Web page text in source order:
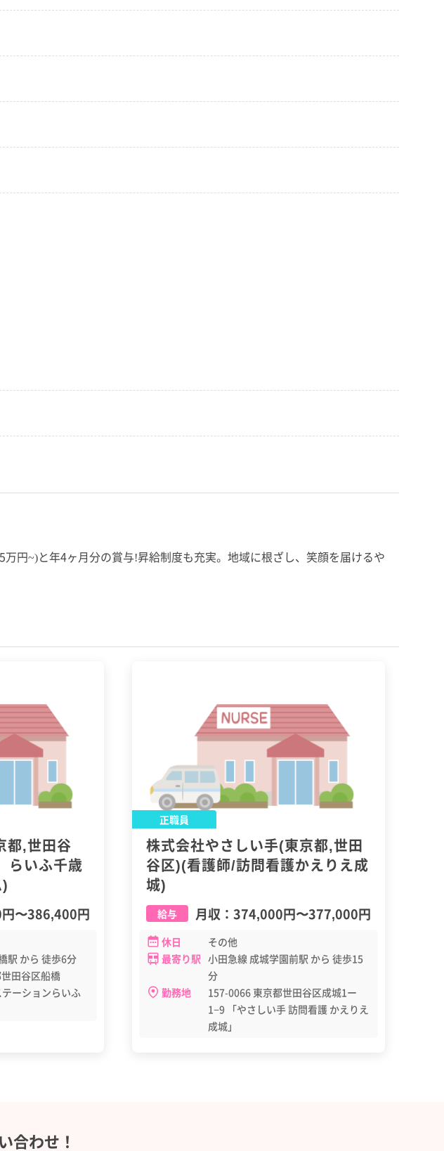
円~)と年4ヶ月分の賞与!昇給制度も充実。地域に根ざし、笑顔を届けるや
都,世田谷
らいふ千歳
〜386,400円
駅 から 徒歩6分
田谷区船橋
ーションらいふ
正職員
株式会社やさしい手(東京都,世田
谷区)(看護師/訪問看護かえりえ成
城)
給与 月収： 374,000円〜377,000円
休日
その他
最寄り駅 小田急線 成城学園前駅 から 徒歩15
分
勤務地
157-0066 東京都世田谷区成城1ー
1−9 「やさしい手 訪問看護 かえりえ
成城」
合わせ！